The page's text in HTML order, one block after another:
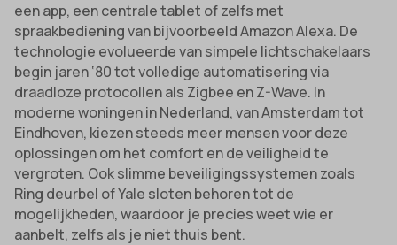
een app, een centrale tablet of zelfs met
spraakbediening van bijvoorbeeld Amazon Alexa. De
technologie evolueerde van simpele lichtschakelaars
begin jaren ‘80 tot volledige automatisering via
draadloze protocollen als Zigbee en Z-Wave. In
moderne woningen in Nederland, van Amsterdam tot
Eindhoven, kiezen steeds meer mensen voor deze
oplossingen om het comfort en de veiligheid te
vergroten. Ook slimme beveiligingssystemen zoals
Ring deurbel of Yale sloten behoren tot de
mogelijkheden, waardoor je precies weet wie er
aanbelt, zelfs als je niet thuis bent.